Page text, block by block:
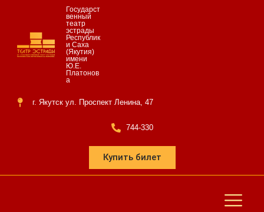
Государст
венный
театр
эстрады
Республик
и Саха
(Якутия)
имени
Ю.Е.
Платонов
а
г. Якутск ул. Проспект Ленина, 47
744-330
Купить билет